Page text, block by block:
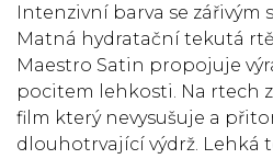
Intenzivní barva se zářivým
Matná hydratační tekutá
Maestro Satin propojuje
pocitem lehkosti. Na rtech
film který nevysušuje a
dlouhotrvající výdrž. Lehká